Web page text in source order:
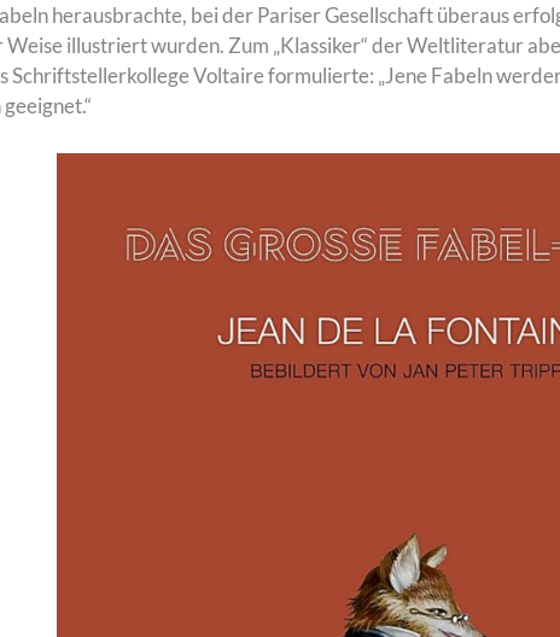
herausbrachte, bei der Pariser Gesellschaft überaus
illustriert wurden. Zum „Klassiker“ der Weltliteratur
Schriftstellerkollege Voltaire formulierte: „Jene Fabeln